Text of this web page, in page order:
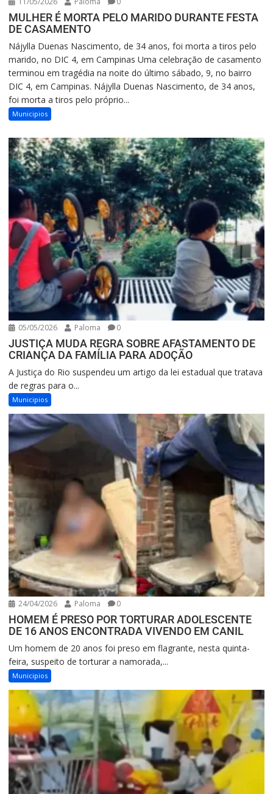
MULHER É MORTA PELO MARIDO DURANTE FESTA
DE CASAMENTO
Nájylla Duenas Nascimento, de 34 anos, foi morta a tiros pelo
marido, no DIC 4, em Campinas Uma celebração de casamento
terminou em tragédia na noite do último sábado, 9, no bairro
DIC 4, em Campinas. Nájylla Duenas Nascimento, de 34 anos,
foi morta a tiros pelo próprio...
Municipios
05/05/2026 Paloma 0
JUSTIÇA MUDA REGRA SOBRE AFASTAMENTO DE
CRIANÇA DA FAMÍLIA PARA ADOÇÃO
A Justiça do Rio suspendeu um artigo da lei estadual que tratava
de regras para o...
Municipios
24/04/2026 Paloma 0
HOMEM É PRESO POR TORTURAR ADOLESCENTE
DE 16 ANOS ENCONTRADA VIVENDO EM CANIL
Um homem de 20 anos foi preso em flagrante, nesta quinta-
feira, suspeito de torturar a namorada,...
Municipios